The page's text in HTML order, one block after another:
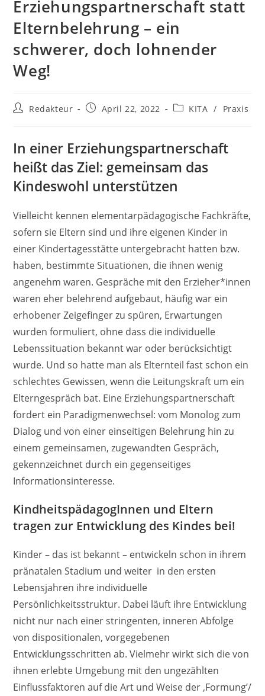
Erziehungspartnerschaft statt
Elternbelehrung – ein
schwerer, doch lohnender
Weg!
Beitrags-
Redakteur
BeitragApril 22, 2022
Beitrags-
KITA / Praxis
In einer Erziehungspartnerschaft
heißt das Ziel: gemeinsam das
Kindeswohl unterstützen
Vielleicht kennen elementarpädagogische Fachkräfte,
sofern sie Eltern sind und ihre eigenen Kinder in
einer Kindertagesstätte untergebracht hatten bzw.
haben, bestimmte Situationen, die ihnen wenig
angenehm waren. Gespräche mit den Erzieher*innen
waren eher belehrend aufgebaut, häufig war ein
erhobener Zeigefinger zu spüren, Erwartungen
wurden formuliert, ohne dass die individuelle
Lebenssituation bekannt war oder berücksichtigt
wurde. Und so hatte man als Elternteil fast schon ein
schlechtes Gewissen, wenn die Leitungskraft um ein
Elterngespräch bat. Eine Erziehungspartnerschaft
fordert ein Paradigmenwechsel: vom Monolog zum
Dialog und von einer einseitigen Belehrung hin zu
einem gemeinsamen, zugewandten Gespräch,
gekennzeichnet durch ein gegenseitiges
Informationsinteresse.
KindheitspädagogInnen und Eltern
tragen zur Entwicklung des Kindes bei!
Kinder – das ist bekannt – entwickeln schon in ihrem
pränatalen Stadium und weiter in den ersten
Lebensjahren ihre individuelle
Persönlichkeitsstruktur. Dabei läuft ihre Entwicklung
nicht nur nach einer stringenten, inneren Abfolge
von dispositionalen, vorgegebenen
Entwicklungsschritten ab. Vielmehr wirkt sich die von
ihnen erlebte Umgebung mit den ungezählten
Einflussfaktoren auf die Art und Weise der ‚Formung’/